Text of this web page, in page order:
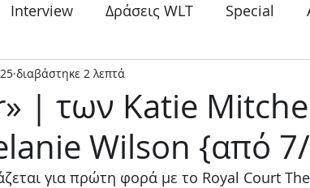
Interview Δράσεις WLT Special
Κοινωνικό
Stand up Φαντασίας Ψυχολογία
| των Katie
Wilson {από
διαβάστηκε 2 λεπτά
για πρώτη φορά με το Royal Court